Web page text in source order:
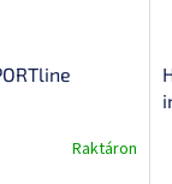
Raktáron